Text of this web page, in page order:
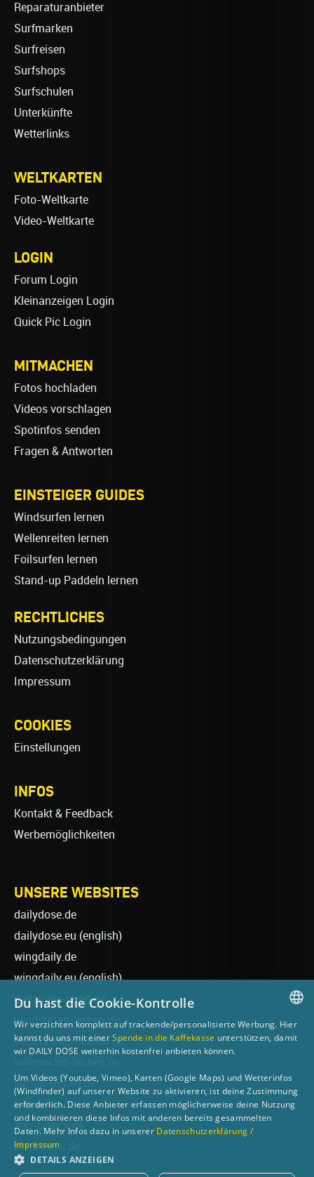
Reparaturanbieter
Surfmarken
Surfreisen
Surfshops
Surfschulen
Unterkünfte
Wetterlinks
WELTKARTEN
Foto-Weltkarte
Video-Weltkarte
LOGIN
Forum Login
Kleinanzeigen Login
Quick Pic Login
MITMACHEN
Fotos hochladen
Videos vorschlagen
Spotinfos senden
Fragen & Antworten
EINSTEIGER GUIDES
Windsurfen lernen
Wellenreiten lernen
Foilsurfen lernen
Stand-up Paddeln lernen
RECHTLICHES
Nutzungsbedingungen
Datenschutzerklärung
Impressum
COOKIES
Einstellungen
INFOS
Kontakt & Feedback
Werbemöglichkeiten
UNSERE WEBSITES
dailydose.de
dailydose.eu (english)
wingdaily.de
wingdaily.eu(english)
dailydose-shop.de
windsurfen-lernen.de
wellenreiten-lernen.de
surfen-lernen.de
foilsurfen.de
sup-basics.de
ski-basics.de
GERMAN
Du hast die Cookie-Kontrolle
Wir verzichten komplett auf trackende/personalisierte Werbung. Hier
kannst du uns mit einerSpende in die Kaffekasse unterstützen, damit
wir DAILY DOSE weiterhin kostenfrei anbieten können.
Um Videos (Youtube, Vimeo), Karten (Google Maps) und Wetterinfos
(Windfinder) auf unserer Website zu aktivieren, ist deine Zustimmung
erforderlich. Diese Anbieter erfassen möglicherweise deine Nutzung
und kombinieren diese Infos mit anderen bereits gesammelten
Daten. Mehr Infos dazu in unserer Datenschutzerklärung /
Impressum
DETAILS ANZEIGEN